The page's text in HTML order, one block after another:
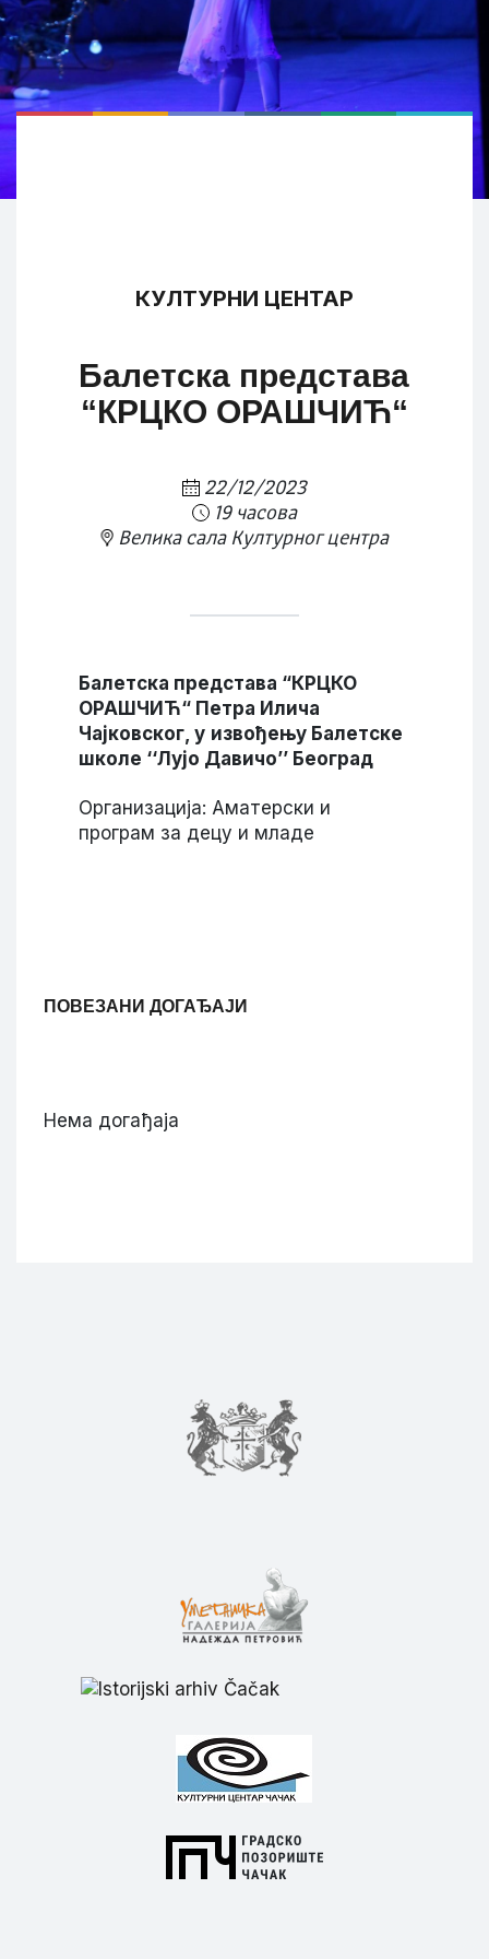
КУЛТУРНИ ЦЕНТАР
Балетска представа
“КРЦКО ОРАШЧИЋ“
22/12/2023
19 часова
Велика сала Културног центра
Балетска представа “КРЦКО
ОРАШЧИЋ“ Петра Илича
Чајковског, у извођењу Балетске
школе ‘‘Лујо Давичо’’ Београд
Организација: Аматерски и
програм за децу и младе
ПОВЕЗАНИ ДОГАЂАЈИ
Нема догађаја